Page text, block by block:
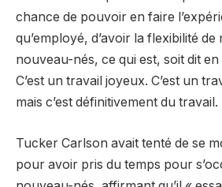
chance de pouvoir en faire
qu’employé, d’avoir la flexibilité de
nouveau-nés, ce qui est, soit dit
C’est un travail joyeux. C’est un
mais c’est définitivement du travail.
Tucker Carlson avait tenté de se
pour avoir pris du temps pour